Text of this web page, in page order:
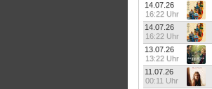
14.07.26
16:22 Uhr
14.07.26
16:22 Uhr
13.07.26
13:22 Uhr
11.07.26
00:11 Uhr